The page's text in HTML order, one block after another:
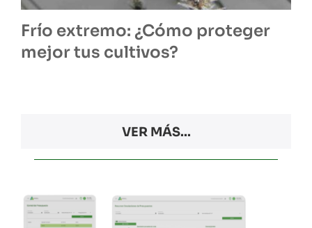
Frío extremo: ¿Cómo proteger
mejor tus cultivos?
VER MÁS...